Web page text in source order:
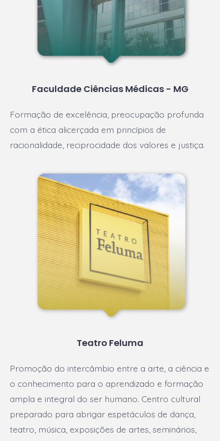
Faculdade Ciências Médicas - MG
Formação de excelência, preocupação profunda
com a ética alicerçada em princípios de
racionalidade, reciprocidade dos valores e justiça.
Teatro Feluma
Promoção do intercâmbio entre a arte, a ciência e
o conhecimento para o aprendizado e formação
ampla e integral do ser humano. Centro cultural
preparado para abrigar espetáculos de dança,
teatro, música, exposições de artes, seminários,